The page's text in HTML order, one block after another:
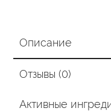
Описание
Отзывы (0)
Активные